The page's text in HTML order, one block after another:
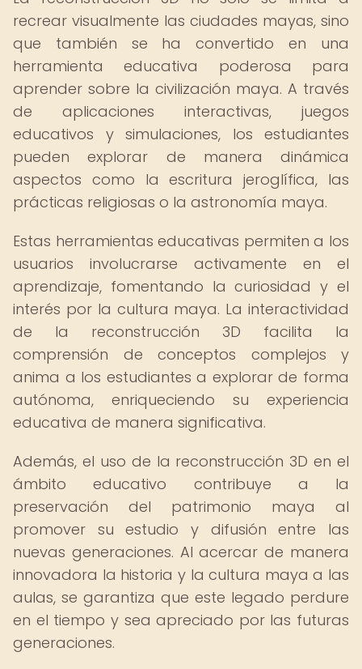
recrear visualmente las ciudades mayas, sino
que también se ha convertido en una
herramienta educativa poderosa para
aprender sobre la civilización maya. A través
de aplicaciones interactivas, juegos
educativos y simulaciones, los estudiantes
pueden explorar de manera dinámica
aspectos como la escritura jeroglífica, las
prácticas religiosas o la astronomía maya.
Estas herramientas educativas permiten a los
usuarios involucrarse activamente en el
aprendizaje, fomentando la curiosidad y el
interés por la cultura maya. La interactividad
de la reconstrucción 3D facilita la
comprensión de conceptos complejos y
anima a los estudiantes a explorar de forma
autónoma, enriqueciendo su experiencia
educativa de manera significativa.
Además, el uso de la reconstrucción 3D en el
ámbito educativo contribuye a la
preservación del patrimonio maya al
promover su estudio y difusión entre las
nuevas generaciones. Al acercar de manera
innovadora la historia y la cultura maya a las
aulas, se garantiza que este legado perdure
en el tiempo y sea apreciado por las futuras
generaciones.